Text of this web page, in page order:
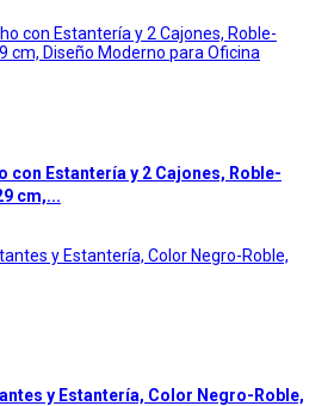
con Estantería y 2 Cajones, Roble-
cm,...
y Estantería, Color Negro-Roble,